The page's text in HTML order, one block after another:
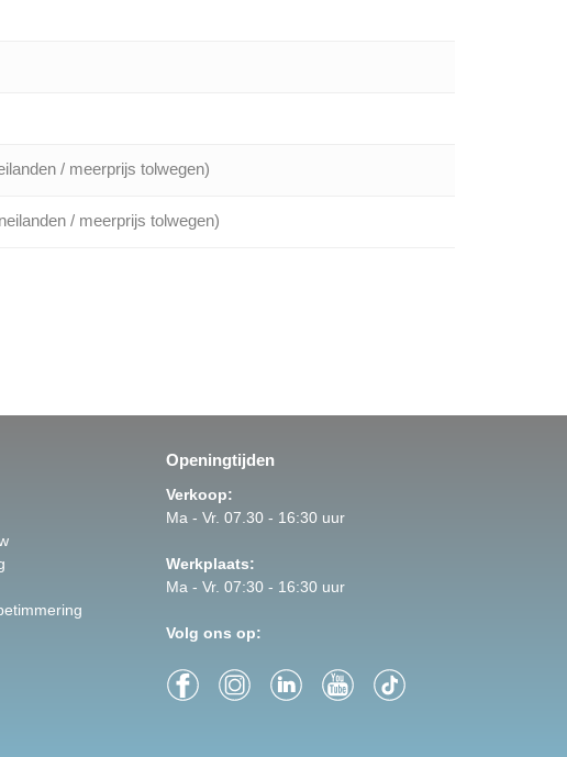
/ meerprijs tolwegen)
/ meerprijs tolwegen)
Openingtijden
Verkoop:
Ma - Vr. 07.30 - 16:30 uur
Werkplaats:
Ma - Vr. 07:30 - 16:30 uur
Volg ons op: